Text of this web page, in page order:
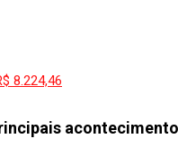
8.224,46